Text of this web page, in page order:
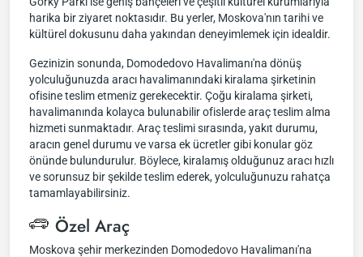
harika bir ziyaret noktasıdır. Bu yerler, Moskova'nın tarihi ve
kültürel dokusunu daha yakından deneyimlemek için idealdir.
Gezinizin sonunda, Domodedovo Havalimanı'na dönüş
yolculuğunuzda aracı havalimanındaki kiralama şirketinin
ofisine teslim etmeniz gerekecektir. Çoğu kiralama şirketi,
havalimanında kolayca bulunabilir ofislerde araç teslim alma
hizmeti sunmaktadır. Araç teslimi sırasında, yakıt durumu,
aracın genel durumu ve varsa ek ücretler gibi konular göz
önünde bulundurulur. Böylece, kiralamış olduğunuz aracı hızlı
ve sorunsuz bir şekilde teslim ederek, yolculuğunuzu rahatça
tamamlayabilirsiniz.
Özel Araç
Moskova şehir merkezinden Domodedovo Havalimanı'na